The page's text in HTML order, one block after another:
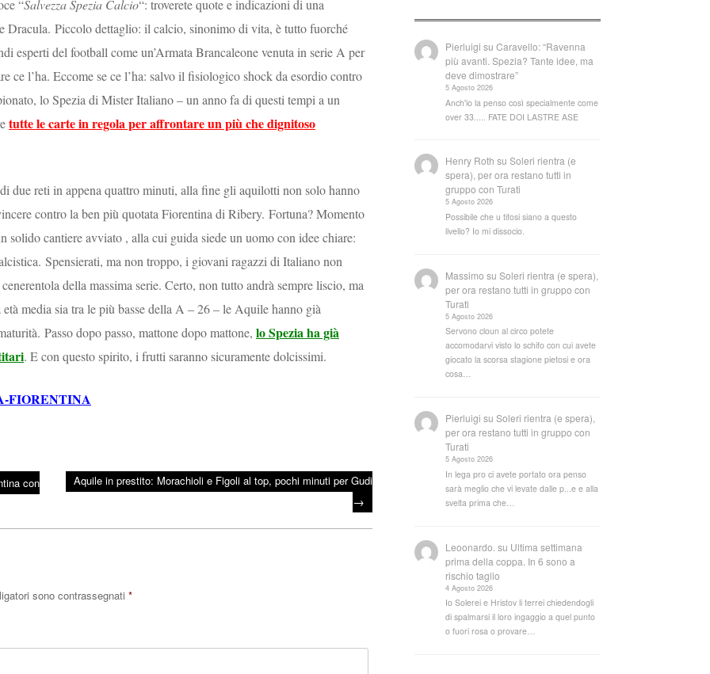
“Salvezza Spezia Calcio“: troverete quote e indicazioni di una
Dracula. Piccolo dettaglio: il calcio, sinonimo di vita, è tutto fuorché
esperti del football come un’Armata Brancaleone venuta in serie A per
ce l’ha. Eccome se ce l’ha: salvo il fisiologico shock da esordio contro
lo Spezia di Mister Italiano – un anno fa di questi tempi a un
tutte le carte in regola per affrontare un più che dignitoso
due reti in appena quattro minuti, alla fine gli aquilotti non solo hanno
contro la ben più quotata Fiorentina di Ribery. Fortuna? Momento
solido cantiere avviato , alla cui guida siede un uomo con idee chiare:
Spensierati, ma non troppo, i giovani ragazzi di Italiano non
della massima serie. Certo, non tutto andrà sempre liscio, ma
media sia tra le più basse della A – 26 – le Aquile hanno già
Passo dopo passo, mattone dopo mattone, lo Spezia ha già
. E con questo spirito, i frutti saranno sicuramente dolcissimi.
FIORENTINA
con
Aquile in prestito: Morachioli e Figoli al top, pochi minuti per Gudi
→
sono contrassegnati *
Pierluigi suCaravello: “Ravenna
più avanti. Spezia? Tante idee, ma
deve dimostrare”
5 Agosto 2026
Anch'io la penso così specialmente come
over 33..... FATE DOI LASTRE ASE
Henry Roth suSoleri rientra (e
spera), per ora restano tutti in
gruppo con Turati
5 Agosto 2026
Possibile che u tifosi siano a questo
livello? Io mi dissocio.
Massimo suSoleri rientra (e spera),
per ora restano tutti in gruppo con
Turati
5 Agosto 2026
Servono cloun al circo potete
accomodarvi visto lo schifo con cui avete
giocato la scorsa stagione pietosi e ora
cosa…
Pierluigi suSoleri rientra (e spera),
per ora restano tutti in gruppo con
Turati
5 Agosto 2026
In lega pro ci avete portato ora penso
sarà meglio che vi levate dalle p...e e alla
svelta prima che…
Leoonardo. su Ultima settimana
prima della coppa. In 6 sono a
rischio taglio
4 Agosto 2026
Io Solerei e Hristov li terrei chiedendogli
di spalmarsi il loro ingaggio a quel punto
o fuori rosa o provare…